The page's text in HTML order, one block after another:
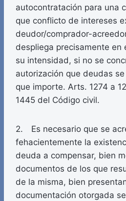
autocontratación para una
que conflicto de intereses
deudor/comprador-
despliega precisamente en
su intensidad, si no se
autorización que deudas
que importe. Arts. 1274 a
1445 del Código civil.
2. Es necesario que se
fehacientemente la
deuda a compensar, bien
documentos de los que
de la misma, bien
documentación otorgada